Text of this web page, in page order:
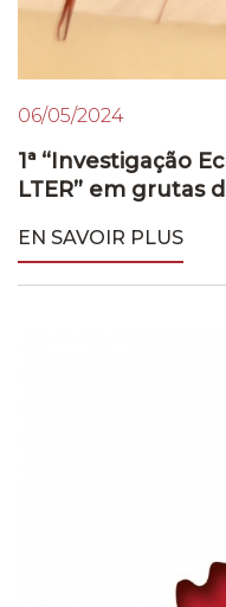
06/05/2024
1ª “Investigação
LTER” em grutas
EN SAVOIR PLUS